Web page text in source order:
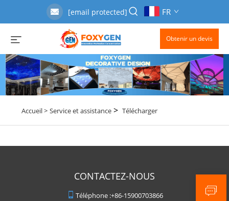
[email protected] FR
Obtenir un devis
Accueil > Service et assistance> Télécharger
CONTACTEZ-NOUS
Téléphone :+86-15900703866